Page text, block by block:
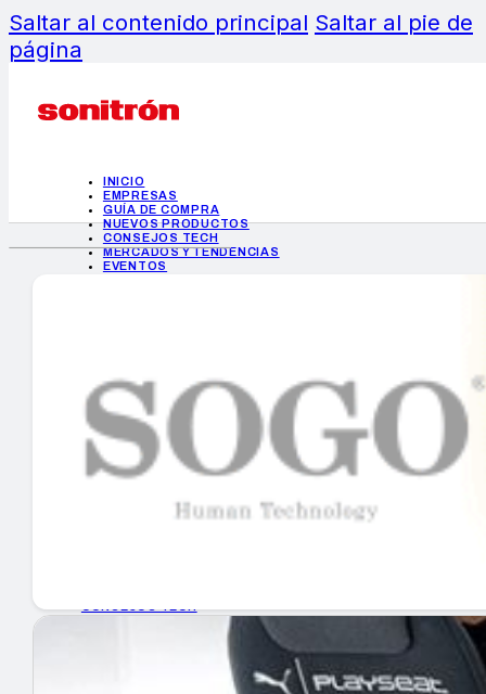
Saltar al contenido principal Saltar al pie de
página
INICIO
EMPRESAS
GUÍA DE COMPRA
NUEVOS PRODUCTOS
CONSEJOS TECH
MERCADOS Y TENDENCIAS
EVENTOS
INICIO
EMPRESAS
GUÍA DE COMPRA
MERCADOS Y TENDENCIAS